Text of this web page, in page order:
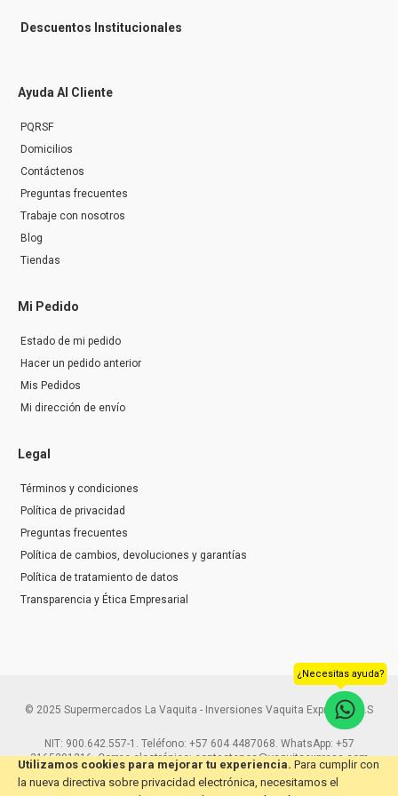
Utilizamos cookies para mejorar tu experiencia. Para cumplir con
la nueva directiva sobre privacidad electrónica, necesitamos el
Descuentos Institucionales
Ayuda Al Cliente
PQRSF
Domicilios
Contáctenos
Preguntas frecuentes
Trabaje con nosotros
Blog
Tiendas
Mi Pedido
Estado de mi pedido
Hacer un pedido anterior
Mis Pedidos
Mi dirección de envío
Legal
Términos y condiciones
Política de privacidad
Preguntas frecuentes
Política de cambios, devoluciones y garantías
Política de tratamiento de datos
Transparencia y Ética Empresarial
© 2025 Supermercados La Vaquita - Inversiones Vaquita Express S.A.S
NIT: 900.642.557-1. Teléfono: +57 604 4487068. WhatsApp: +57
3165291216. Correo electrónico: contactenos@vaquitaexpress.com
¿Necesitas ayuda?